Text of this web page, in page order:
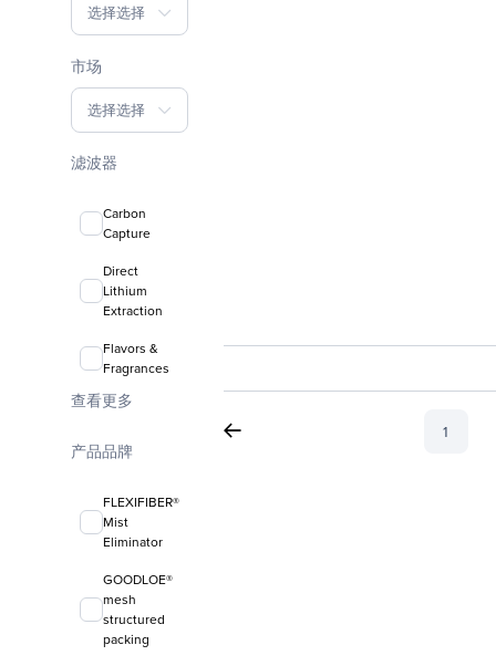
选择选择
市场
选择选择
滤波器
Carbon
Capture
Direct
Lithium
Extraction
Flavors &
Fragrances
查看更多
产品品牌
FLEXIFIBER®
Mist
Eliminator
GOODLOE®
mesh
structured
packing
1